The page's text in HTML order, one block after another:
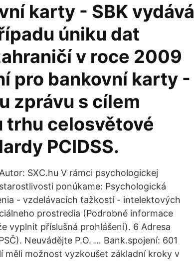
karty - SBK vydává
úniku dat
v roce 2009
pro bankovní karty -
zprávu s cílem
trhu celosvětové
PCIDSS.
Autor: SXC.hu V rámci psychologickej
starostlivosti ponúkame: Psychologická
- vzdelávacích ťažkostí - intelektových
prostredia (Podrobné informace
vyplnit příslušná prohlášení). 6 Adresa
Neuvádějte P.O. … Bank.spojení: 601
možnost vyzkoušet základní kroky v